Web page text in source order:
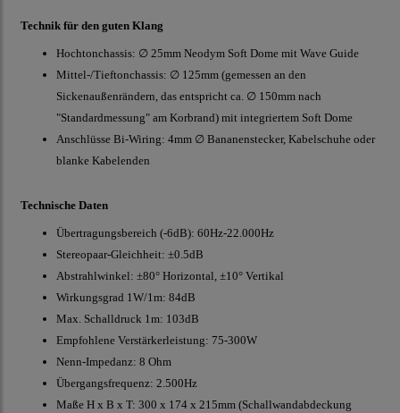
Technik für den guten Klang
Hochtonchassis: ∅ 25mm Neodym Soft Dome mit Wave Guide
Mittel-/Tieftonchassis: ∅ 125mm (gemessen an den
Sickenaußenrändern, das entspricht ca. ∅ 150mm nach
"Standardmessung" am Korbrand) mit integriertem Soft Dome
Anschlüsse Bi-Wiring: 4mm ∅ Bananenstecker, Kabelschuhe oder
blanke Kabelenden
Technische Daten
Übertragungsbereich (-6dB): 60Hz-22.000Hz
Stereopaar-Gleichheit: ±0.5dB
Abstrahlwinkel: ±80° Horizontal, ±10° Vertikal
Wirkungsgrad 1W/1m: 84dB
Max. Schalldruck 1m: 103dB
Empfohlene Verstärkerleistung: 75-300W
Nenn-Impedanz: 8 Ohm
Übergangsfrequenz: 2.500Hz
Maße H x B x T: 300 x 174 x 215mm (Schallwandabdeckung